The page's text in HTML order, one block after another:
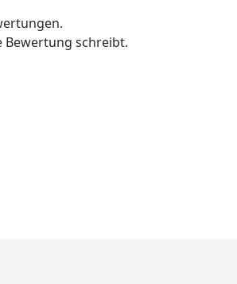
Bewertung schreibt.